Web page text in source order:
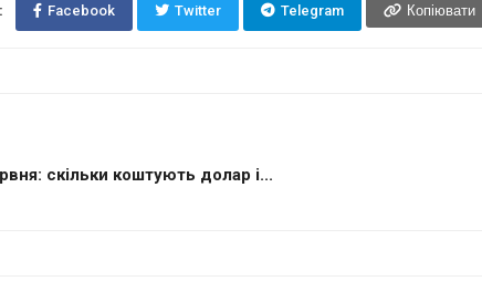
Facebook Twitter Telegram Копіювати
скільки коштують долар і...